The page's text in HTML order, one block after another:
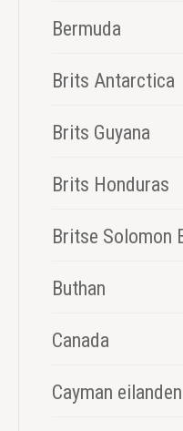
Bermuda
Brits Antarctica
Brits Guyana
Brits Honduras
Britse Solomon
Buthan
Canada
Cayman eilanden